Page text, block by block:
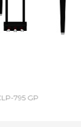
795 GP